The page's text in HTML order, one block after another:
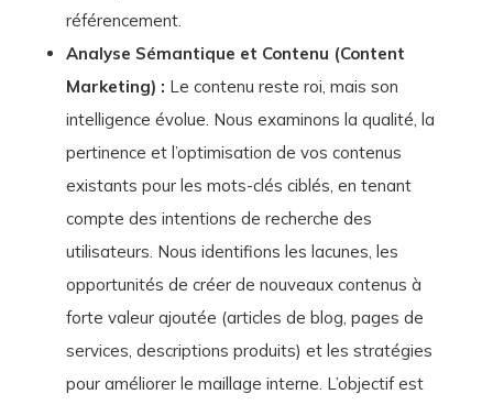
référencement.
Analyse Sémantique et Contenu (Content
Marketing) : Le contenu reste roi, mais son
intelligence évolue. Nous examinons la qualité, la
pertinence et l’optimisation de vos contenus
existants pour les mots-clés ciblés, en tenant
compte des intentions de recherche des
utilisateurs. Nous identifions les lacunes, les
opportunités de créer de nouveaux contenus à
forte valeur ajoutée (articles de blog, pages de
services, descriptions produits) et les stratégies
pour améliorer le maillage interne. L’objectif est